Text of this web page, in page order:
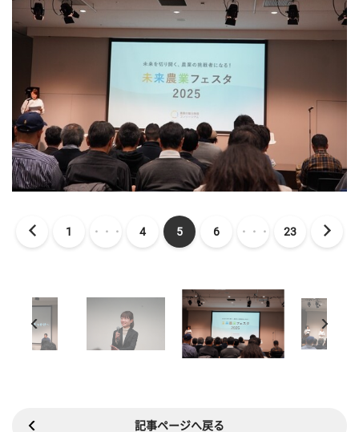
1 ・・・ 4 5 6 ・・・ 23
記事ページへ戻る